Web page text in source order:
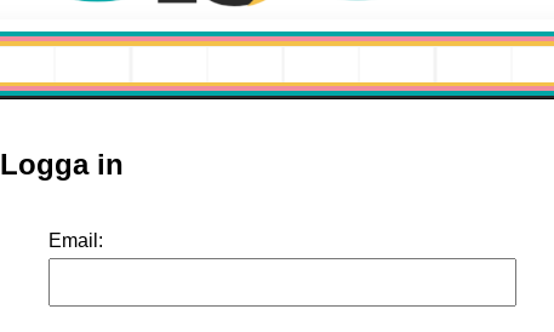
Logga in
Email: